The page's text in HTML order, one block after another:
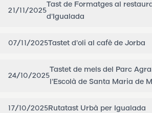
21/11/2025
Tast de Formatges al
d'Igualada
07/11/2025Tastet d'oli al cafè de Jorba
24/10/2025
Tastet de mels del Parc
l'Escolà de Santa Maria de
17/10/2025Rutatast Urbà per Igualada